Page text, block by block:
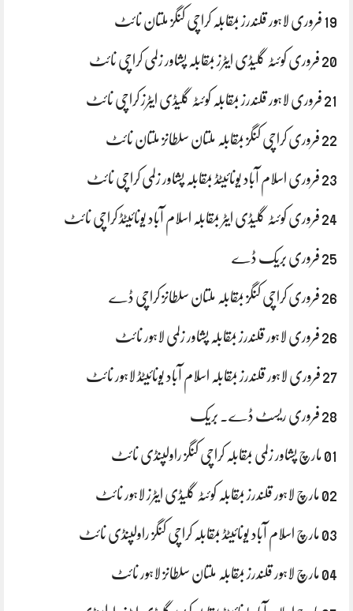
19 فروری لاہور قلندرز بمقابلہ کراچی کنگز ملتان نائٹ
20 فروری کوئٹہ گلیڈی ایٹرز بمقابلہ پشاور زلمی کراچی نائٹ
21 فروری لاہور قلندرز بمقابلہ کوئٹہ گلیڈی ایٹرز کراچی نائٹ
22 فروری کراچی کنگز بمقابلہ ملتان سلطانز ملتان نائٹ
23 فروری اسلام آباد یونائیٹڈ بمقابلہ پشاور زلمی کراچی نائٹ
24 فروری کوئٹہ گلیڈی ایٹر بمقابلہ اسلام آباد یونائیٹڈ کراچی نائٹ
25 فروری بریک ڈے
26 فروری کراچی کنگز بمقابلہ ملتان سلطانز کراچی ڈے
26 فروری لاہور قلندرز بمقابلہ پشاور زلمی لاہور نائٹ
27 فروری لاہور قلندرز بمقابلہ اسلام آباد یونائیٹڈ لاہور نائٹ
28 فروری ریسٹ ڈے. بریک
01 مارچ پشاور زلمی بمقابلہ کراچی کنگز راولپنڈی نائٹ
02 مارچ لاہور قلندرز بمقابلہ کوئٹہ گلیڈی ایٹرز لاہور نائٹ
03 مارچ اسلام آباد یونائیٹڈ بمقابلہ کراچی کنگز راولپنڈی نائٹ
04 مارچ لاہور قلندرز بمقابلہ ملتان سلطانز لاہور نائٹ